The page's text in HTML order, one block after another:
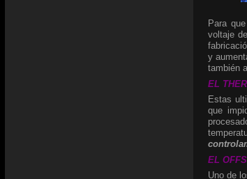
Para
voltaje
y
también
EL
Estas
que
EL
Uno de